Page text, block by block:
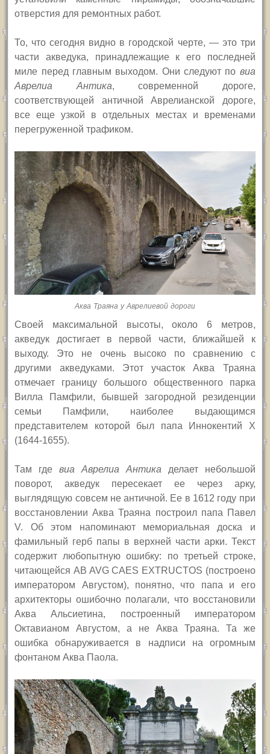
отверстия для ремонтных работ.
То, что сегодня видно в городской черте, — это три
части акведука, принадлежащие к его последней
миле перед главным выходом. Они следуют по виа
Аврелиа Антика, современной дороге,
соответствующей античной Аврелианской дороге,
все еще узкой в отдельных местах и временами
перегруженной трафиком.
Аква Траяна у Аврелиевой дороги
Своей максимальной высоты, около 6 метров,
акведук достигает в первой части, ближайшей к
выходу. Это не очень высоко по сравнению с
другими акведуками. Этот участок Аква Траяна
отмечает границу большого общественного парка
Вилла Памфили, бывшей загородной резиденции
семьи Памфили, наиболее выдающимся
представителем которой был папа Иннокентий X
(1644-1655).
Там гдевиа Аврелиа Антика делает небольшой
поворот, акведук пересекает ее через арку,
выглядящую совсем не античной. Ее в 1612 году при
восстановлении Аква Траяна построил папа Павел
V. Об этом напоминаютмемориальная доска и
фамильный герб папы в верхней части арки. Текст
содержит любопытную ошибку: по третьей строке,
читающейсяAB AVG CAES EXTRUCTOS (построено
императором Августом), понятно, что папа и его
архитекторы ошибочно полагали, что восстановили
Аква Альсиетина, построенный императором
Октавианом Августом, а не Аква Траяна. Та же
ошибка обнаруживается в надписи на огромным
фонтаном Аква Паола.